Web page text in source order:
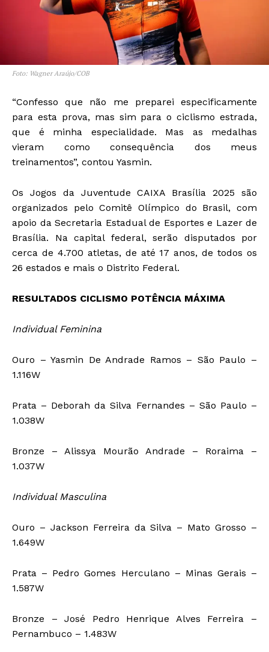
Foto: Wagner Araújo/COB
“Confesso que não me preparei especificamente
para esta prova, mas sim para o ciclismo estrada,
que é minha especialidade. Mas as medalhas
vieram como consequência dos meus
treinamentos”, contou Yasmin.
Os Jogos da Juventude CAIXA Brasília 2025 são
organizados pelo Comitê Olímpico do Brasil, com
apoio da Secretaria Estadual de Esportes e Lazer de
Brasília. Na capital federal, serão disputados por
cerca de 4.700 atletas, de até 17 anos, de todos os
26 estados e mais o Distrito Federal.
RESULTADOS CICLISMO POTÊNCIA MÁXIMA
Individual Feminina
Ouro – Yasmin De Andrade Ramos – São Paulo –
1.116W
Prata – Deborah da Silva Fernandes – São Paulo –
1.038W
Bronze – Alissya Mourão Andrade – Roraima –
1.037W
Individual Masculina
Ouro – Jackson Ferreira da Silva – Mato Grosso –
1.649W
Prata – Pedro Gomes Herculano – Minas Gerais –
1.587W
Bronze – José Pedro Henrique Alves Ferreira –
Pernambuco – 1.483W